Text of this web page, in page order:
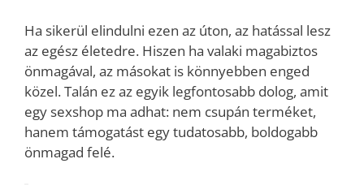
Ha sikerül elindulni ezen az úton, az hatással lesz
az egész életedre. Hiszen ha valaki magabiztos
önmagával, az másokat is könnyebben enged
közel. Talán ez az egyik legfontosabb dolog, amit
egy sexshop ma adhat: nem csupán terméket,
hanem támogatást egy tudatosabb, boldogabb
önmagad felé.